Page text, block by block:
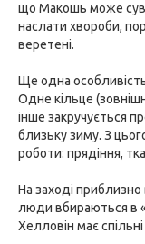
що Макошь може
наслати хвороби,
веретені.
Ще одна
Одне кільце
інше закручується
близьку зиму. З
роботи: прядіння,
На заході
люди вбираються в
Хелловін має